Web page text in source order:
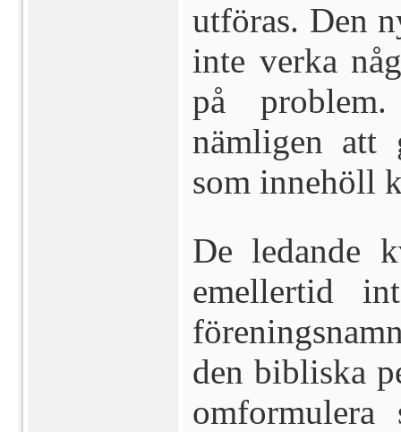
utföras. Den
inte verka
på problem.
nämligen att
som innehöll
De ledande
emellertid
den bibliska
omformulera